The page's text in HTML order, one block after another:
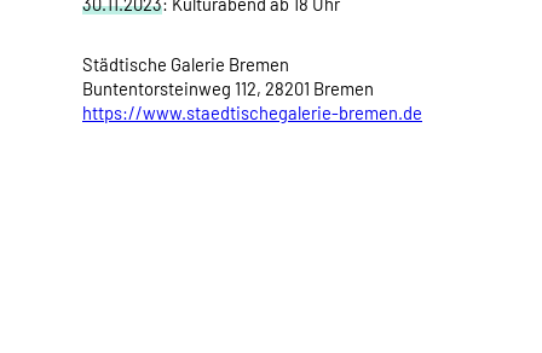
Städtische Galerie Bremen
Buntentorsteinweg 112, 28201 Bremen
https://www.staedtischegalerie-bremen.de